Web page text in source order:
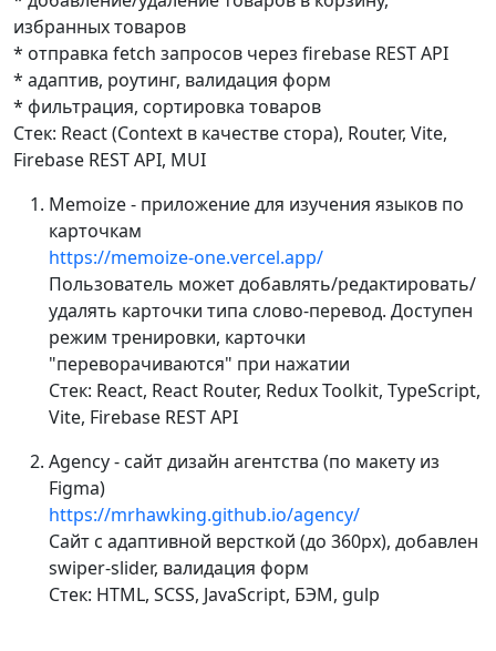
избранных товаров
* отправка fetch запросов через firebase REST API
* адаптив, роутинг, валидация форм
* фильтрация, сортировка товаров
Cтек: React (Context в качестве стора), Router, Vite,
Firebase REST API, MUI
Memoize - приложение для изучения языков по
карточкам
https://memoize-one.vercel.app/
Пользователь может добавлять/редактировать/
удалять карточки типа слово-перевод. Доступен
режим тренировки, карточки
"переворачиваются" при нажатии
Стек: React, React Router, Redux Toolkit, TypeScript,
Vite, Firebase REST API
Agency - cайт дизайн агентства (по макету из
Figma)
https://mrhawking.github.io/agency/
Сайт с адаптивной версткой (до 360px), добавлен
swiper-slider, валидация форм
Стек: HTML, SCSS, JavaScript, БЭМ, gulp